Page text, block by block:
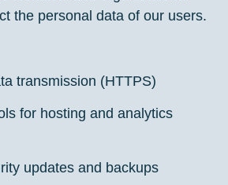
the personal data of our users.
transmission (HTTPS)
for hosting and analytics
updates and backups